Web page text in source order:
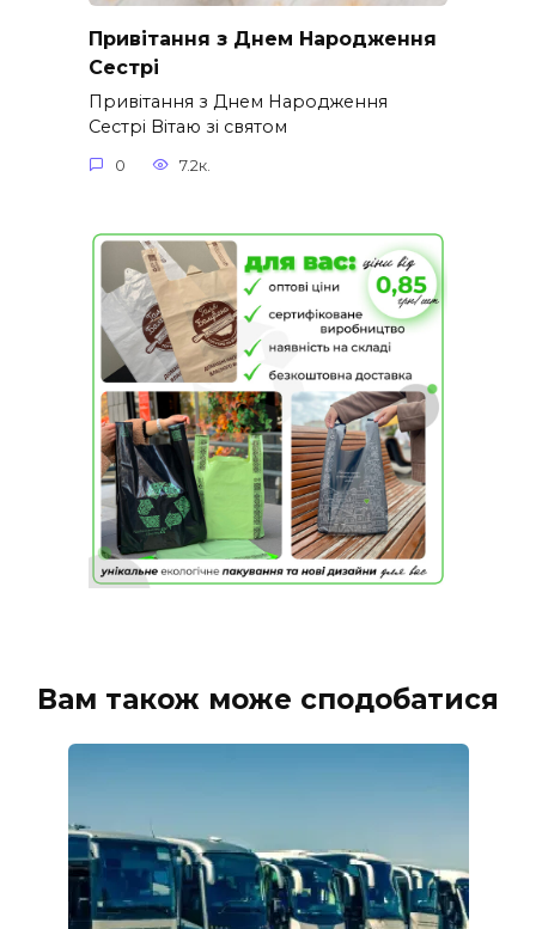
Привітання з Днем Народження
Сестрі
Привітання з Днем Народження
Сестрі Вітаю зі святом
0 7.2к.
Вам також може сподобатися